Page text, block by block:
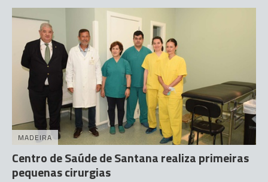
MADEIRA
Centro de Saúde de Santana realiza primeiras
pequenas cirurgias